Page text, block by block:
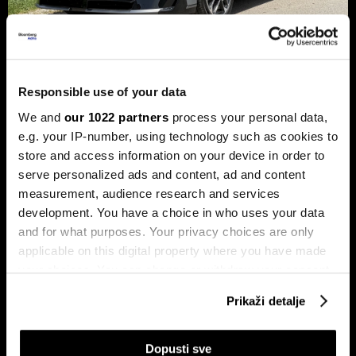
Responsible use of your data
We and our 1022 partners process your personal data,
e.g. your IP-number, using technology such as cookies to
store and access information on your device in order to
serve personalized ads and content, ad and content
measurement, audience research and services
development. You have a choice in who uses your data
and for what purposes. Your privacy choices are only
applicable on this digital property where you have made
your choices. You can change or withdraw your consent
If you allow, we would also like to:
Prikaži detalje
Dopusti sve
Xpeng P7+: Luksuzni kineski
automobil koji priča kao navijen
Luksuzni fastback s vlastitim čipom koji po
performansama nadmašuje usporedive Nvidijine proizvode.
Slučaj Fekkai - ni luksuzni biznisi